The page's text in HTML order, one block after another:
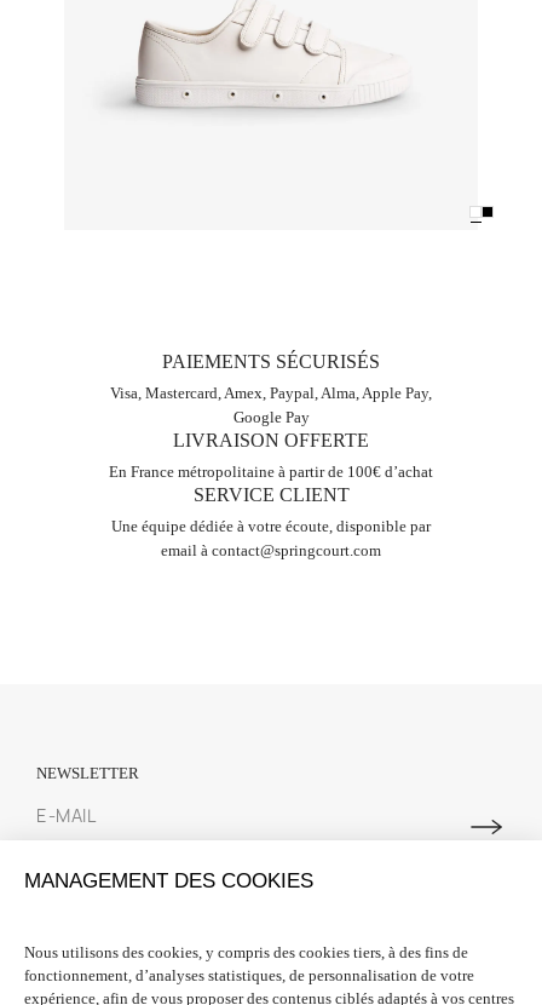
PAIEMENTS SÉCURISÉS
Visa, Mastercard, Amex, Paypal, Alma, Apple Pay,
Google Pay
LIVRAISON OFFERTE
En France métropolitaine à partir de 100€ d’achat
SERVICE CLIENT
Une équipe dédiée à votre écoute, disponible par
email à contact@springcourt.com
NEWSLETTER
Spring Court. Nous vous offrons 10% de réduction sur votre première
INFORMATIONS 
MANAGEMENT DES COOKIES
Nous utilisons des cookies, y compris des cookies tiers, à des fins de
fonctionnement, d’analyses statistiques, de personnalisation de votre
expérience, afin de vous proposer des contenus ciblés adaptés à vos centres